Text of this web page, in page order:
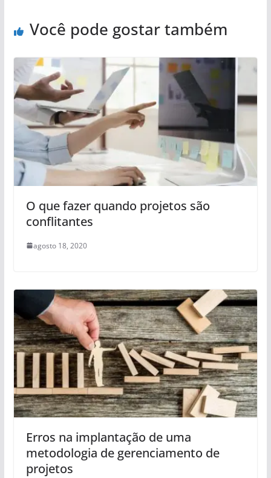
Você pode gostar também
O que fazer quando projetos são
conflitantes
agosto 18, 2020
Erros na implantação de uma
metodologia de gerenciamento de
projetos